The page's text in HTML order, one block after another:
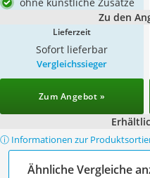
Zu den
Lieferzeit
Sofort lieferbar
Vergleichssieger
Zum Angebot »
ⓘ Informationen zur
Ähnliche Vergleiche